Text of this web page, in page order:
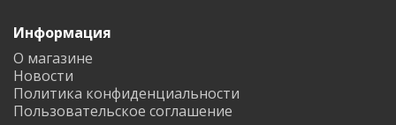
Информация
О магазине
Новости
Политика конфиденциальности
Пользовательское соглашение